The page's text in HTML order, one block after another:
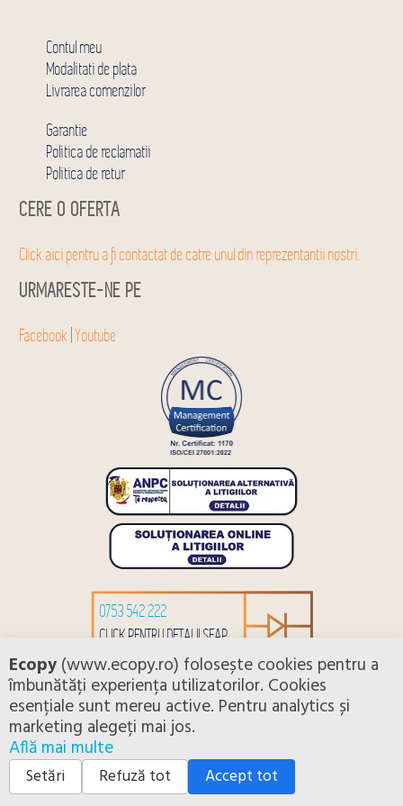
Contul meu
Modalitati de plata
Livrarea comenzilor
Garantie
Politica de reclamatii
Politica de retur
CERE O OFERTA
Click aici pentru a fi contactat de catre unul din reprezentantii nostri.
URMARESTE-NE PE
Facebook |Youtube
0753 542 222
CLICK PENTRU DETALII SEAP
Copyright 2026 ©nscopiers. All rights reserved.
ANPC Termeni si conditii
Politica de utilizare Cookie-uri
Setări cookies
Ecopy (www.ecopy.ro) folosește cookies pentru a
îmbunătăți experiența utilizatorilor. Cookies
esențiale sunt mereu active. Pentru analytics și
marketing alegeți mai jos.
Află mai multe
Setări Refuză tot Accept tot